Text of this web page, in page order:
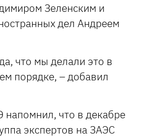
Зеленским и
дел Андреем
что мы делали это в
порядке, – добавил
напомнил, что в декабре
экспертов на ЗАЭС